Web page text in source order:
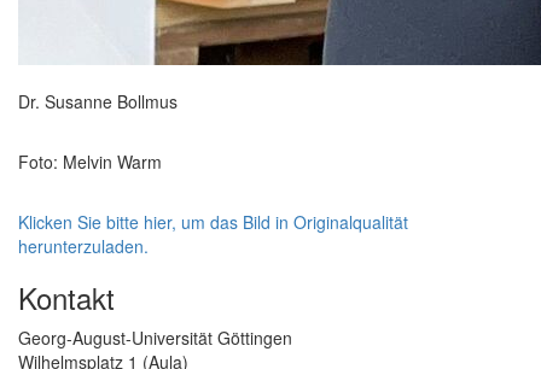
Dr. Susanne Bollmus
Foto: Melvin Warm
Klicken Sie bitte hier, um das Bild in Originalqualität
herunterzuladen.
Kontakt
Georg-August-Universität Göttingen
Wilhelmsplatz 1 (Aula)